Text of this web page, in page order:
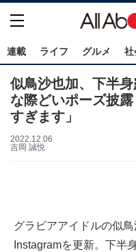
連載 ライフ グルメ 社
似鳥沙也加、下半
な際どいポーズ披
すぎます」
2022.12.06
吉岡 誠悦
グラビアアイドルの似
Instagramを更新。下半